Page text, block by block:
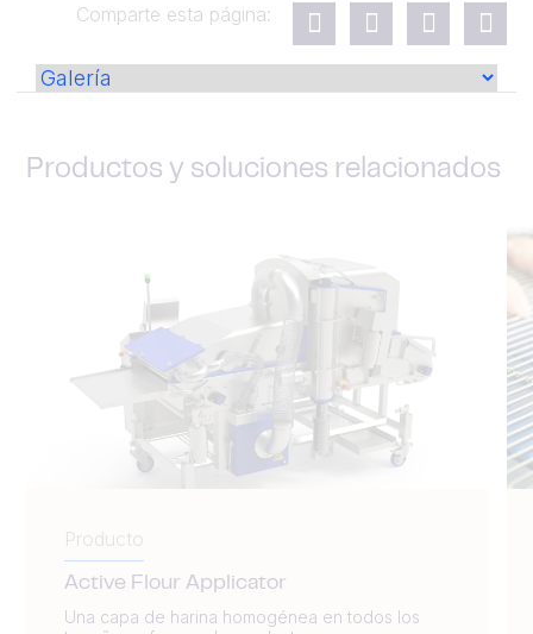
Comparte esta página:
Productos y soluciones relacionados
Producto
Active Flour Applicator
Una capa de harina homogénea en todos los